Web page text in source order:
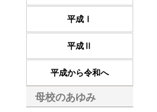
平成Ⅰ
平成Ⅱ
平成から令和へ
母校のあゆみ